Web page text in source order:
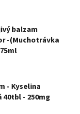
balzam
-(Muchotrávka
- Kyselina
- 250mg